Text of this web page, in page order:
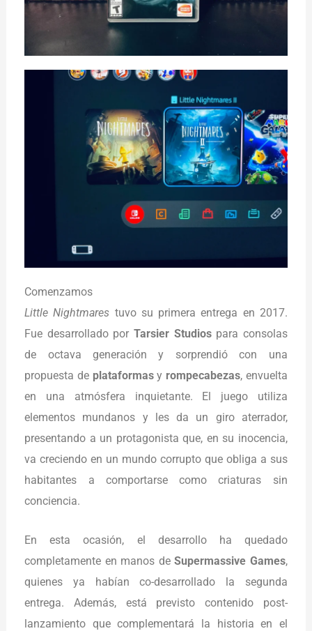
Comenzamos
Little Nightmares tuvo su primera entrega en 2017.
Fue desarrollado por Tarsier Studiospara consolas
de octava generación y sorprendió con una
propuesta de plataformasy rompecabezas, envuelta
en una atmósfera inquietante. El juego utiliza
elementos mundanos y les da un giro aterrador,
presentando a un protagonista que, en su inocencia,
va creciendo en un mundo corrupto que obliga a sus
habitantes a comportarse como criaturas sin
conciencia.
En esta ocasión, el desarrollo ha quedado
completamente en manos deSupermassive Games,
quienes ya habían co-desarrollado la segunda
entrega. Además, está previsto contenido post-
lanzamiento que complementará la historia en el